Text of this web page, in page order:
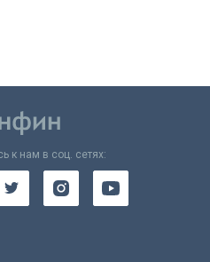
к нам в соц. сетях: